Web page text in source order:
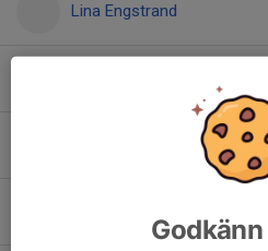
Lina Engstrand